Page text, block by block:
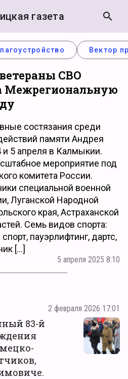
газета search
Вектор
СВО
Межрегиональную
состязания среди
памяти Андрея
и 5 апреля в Калмыкии.
мероприятие под
комитета России.
специальной военной
Луганской Народной
края, Астраханской
Семь видов спорта:
пауэрлифтинг, дартс,
[…]
5 апреля 2025 8:10
2 февраля 2026 17:01
83-й